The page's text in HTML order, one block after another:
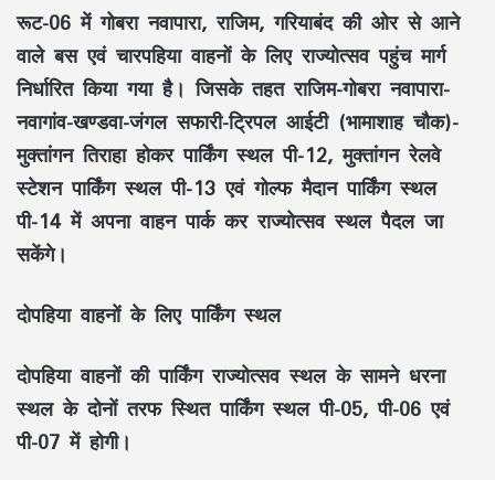
रूट-06 में गोबरा नवापारा, राजिम, गरियाबंद की ओर से आने
वाले बस एवं चारपहिया वाहनों के लिए राज्योत्सव पहुंच मार्ग
निर्धारित किया गया है। जिसके तहत राजिम-गोबरा नवापारा-
नवागांव-खण्डवा-जंगल सफारी-ट्रिपल आईटी (भामाशाह चौक)-
मुक्तांगन तिराहा होकर पार्किंग स्थल पी-12, मुक्तांगन रेलवे
स्टेशन पार्किंग स्थल पी-13 एवं गोल्फ मैदान पार्किंग स्थल
पी-14 में अपना वाहन पार्क कर राज्योत्सव स्थल पैदल जा
सकेंगे।
दोपहिया वाहनों के लिए पार्किंग स्थल
दोपहिया वाहनों की पार्किंग राज्योत्सव स्थल के सामने धरना
स्थल के दोनों तरफ स्थित पार्किंग स्थल पी-05, पी-06 एवं
पी-07 में होगी।